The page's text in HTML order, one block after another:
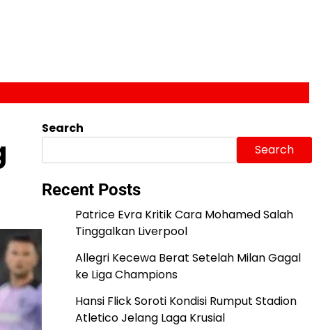
Search
Search
Recent Posts
Patrice Evra Kritik Cara Mohamed Salah
Tinggalkan Liverpool
Allegri Kecewa Berat Setelah Milan Gagal
ke Liga Champions
Hansi Flick Soroti Kondisi Rumput Stadion
Atletico Jelang Laga Krusial